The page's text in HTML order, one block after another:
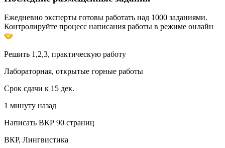
Ежедневно эксперты готовы работать над 1000 заданиями.
Контролируйте процесс написания работы в режиме онлайн
Решить 1,2,3, практическую работу
Лабораторная, открытые горные работы
Срок сдачи к 15 дек.
1 минуту назад
Написать ВКР 90 страниц
ВКР, Лингвистика